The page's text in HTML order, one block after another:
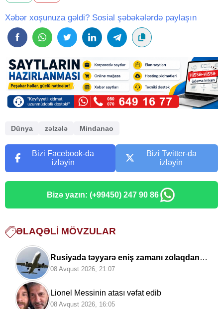
Xəbər xoşunuza gəldi? Sosial şəbəkələrdə paylaşın
Dünya zəlzələ Mindanao
Bizi Facebook-da
izləyin
Bizi Twitter-da
izləyin
Bizə yazın: (+99450) 247 90 86
ƏLAQƏLI MÖVZULAR
Rusiyada təyyarə eniş zamanı zolaqdan
çıxdı
08 Avqust 2026, 21:07
Lionel Messinin atası vəfat edib
08 Avqust 2026, 16:05